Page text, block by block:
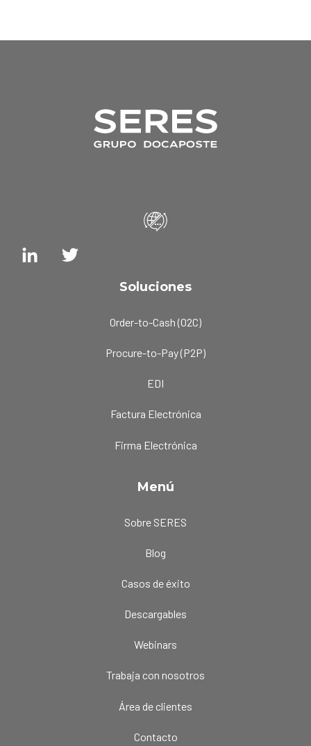
Soluciones
Order-to-Cash (O2C)
Procure-to-Pay (P2P)
EDI
Factura Electrónica
Firma Electrónica
Menú
Sobre SERES
Blog
Casos de éxito
Descargables
Webinars
Trabaja con nosotros
Área de clientes
Contacto